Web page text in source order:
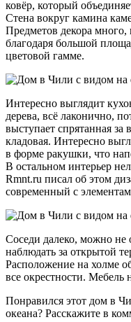
ковёр, который
Стена вокруг камина
Предметов декора много,
благодаря большой
цветовой гамме.
Интересно выглядит
дерева, всё лаконично,
выступает спрятанная
кладовая. Интересно
в форме ракушки, что
В остальном интерьер
Rmnt.ru писал об этом
современный с
Соседи далеко, можно не
наблюдать за открытой
Расположение на холме
все окрестности. Мебель
Понравился этот дом в
океана? Расскажите в